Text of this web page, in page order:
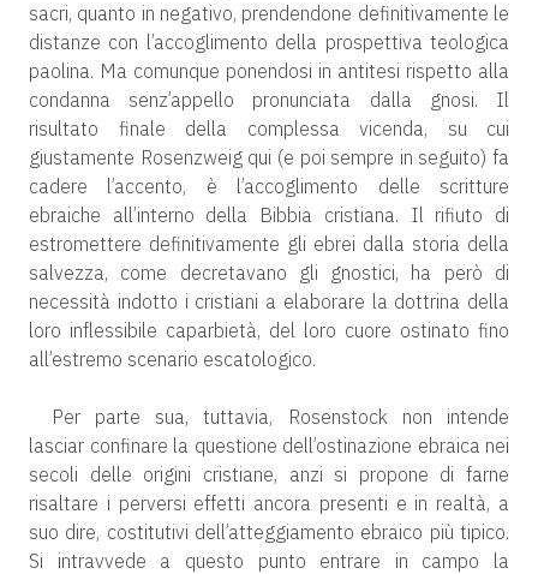
sacri, quanto in negativo, prendendone definitivamente le
distanze con l’accoglimento della prospettiva teologica
paolina. Ma comunque ponendosi in antitesi rispetto alla
condanna senz’appello pronunciata dalla gnosi. Il
risultato finale della complessa vicenda, su cui
giustamente Rosenzweig qui (e poi sempre in seguito) fa
cadere l’accento, è l’accoglimento delle scritture
ebraiche all’interno della Bibbia cristiana. Il rifiuto di
estromettere definitivamente gli ebrei dalla storia della
salvezza, come decretavano gli gnostici, ha però di
necessità indotto i cristiani a elaborare la dottrina della
loro inflessibile caparbietà, del loro cuore ostinato fino
all’estremo scenario escatologico.
Per parte sua, tuttavia, Rosenstock non intende
lasciar confinare la questione dell’ostinazione ebraica nei
secoli delle origini cristiane, anzi si propone di farne
risaltare i perversi effetti ancora presenti e in realtà, a
suo dire, costitutivi dell’atteggiamento ebraico più tipico.
Si intravvede a questo punto entrare in campo la